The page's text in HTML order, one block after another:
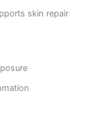
skin repair